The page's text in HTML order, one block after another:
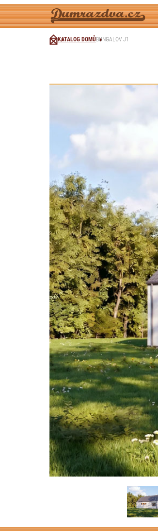
KATALOG DOMŮBUNGALOV J1